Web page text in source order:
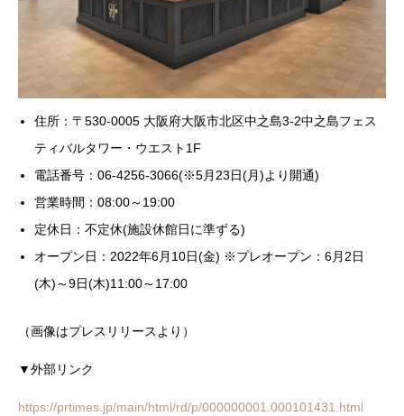
住所：〒530-0005 大阪府大阪市北区中之島3-2中之島フェス
ティバルタワー・ウエスト1F
電話番号：06-4256-3066(※5月23日(月)より開通)
営業時間：08:00～19:00
定休日：不定休(施設休館日に準ずる)
オープン日：2022年6月10日(金) ※プレオープン：6月2日
(木)～9日(木)11:00～17:00
（画像はプレスリリースより）
▼外部リンク
https://prtimes.jp/main/html/rd/p/000000001.000101431.html